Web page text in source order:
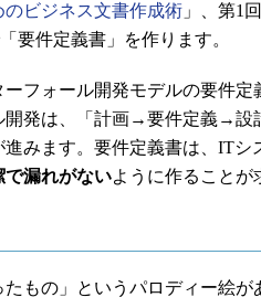
ビジネス文書作成術 」、第1
要件定義書」を作ります。
フォール開発モデルの要件定
開発は、「計画→要件定義→
みます。要件定義書は、ITシ
で漏れがないように作ることが
もの」というパロディー絵が